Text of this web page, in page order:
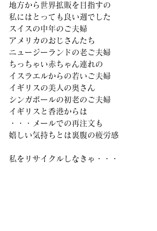
地方から世界拡販を目指すの
私にはとっても良い週でした
スイスの中年のご夫婦
アメリカのおじさんたち
ニュージーランドの老ご夫婦
ちっちゃい赤ちゃん連れの
イスラエルからの若いご夫婦
イギリスの美人の奥さん
シンガポールの初老のご夫婦
イギリスと香港からは
・・・メールでの再注文も
嬉しい気持ちとは裏腹の疲労感
私をリサイクルしなきゃ・・・